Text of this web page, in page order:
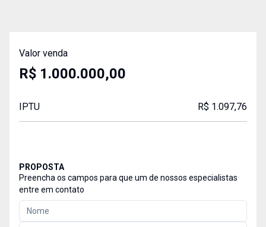
Valor venda
R$ 1.000.000,00
IPTU R$ 1.097,76
PROPOSTA
Preencha os campos para que um de nossos especialistas
entre em contato